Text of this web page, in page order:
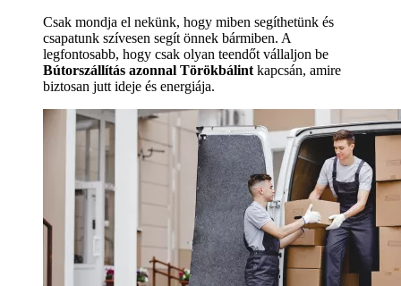
Csak mondja el nekünk, hogy miben segíthetünk és
csapatunk szívesen segít önnek bármiben. A
legfontosabb, hogy csak olyan teendőt vállaljon be
Bútorszállítás azonnal Törökbálint kapcsán, amire
biztosan jutt ideje és energiája.